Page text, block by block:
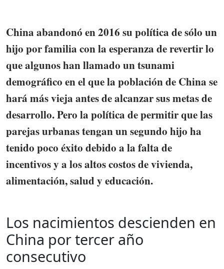
China abandonó en 2016 su política de sólo un
hijo por familia con la esperanza de revertir lo
que algunos han llamado un tsunami
demográfico en el que la población de China se
hará más vieja antes de alcanzar sus metas de
desarrollo. Pero la política de permitir que las
parejas urbanas tengan un segundo hijo ha
tenido poco éxito debido a la falta de
incentivos y a los altos costos de vivienda,
alimentación, salud y educación.
Los nacimientos descienden en
China por tercer año
consecutivo